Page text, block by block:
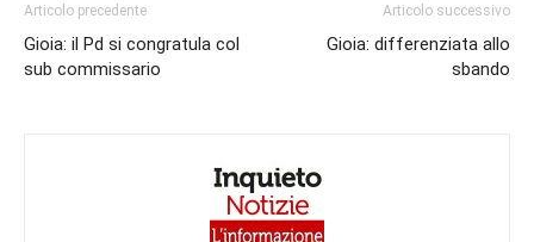
Articolo precedente
Gioia: il Pd si congratula col
sub commissario
Articolo successivo
Gioia: differenziata allo
sbando